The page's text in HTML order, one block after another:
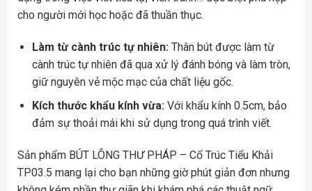
cho người mới học hoặc đã thuần thục.
Làm từ cành trúc tự nhiên: Thân bút được làm từ
cành trúc tự nhiên đã qua xử lý đánh bóng và làm tròn,
giữ nguyên vẻ mộc mạc của chất liệu gốc.
Kích thước khẩu kính vừa:Với khẩu kính 0.5cm, bảo
đảm sự thoải mái khi sử dụng trong quá trình viết.
Sản phẩm BÚT LÔNG THƯ PHÁP – Cổ Trúc Tiểu Khải
TP03.5 mang lại cho bạn những giờ phút giản đơn nhưng